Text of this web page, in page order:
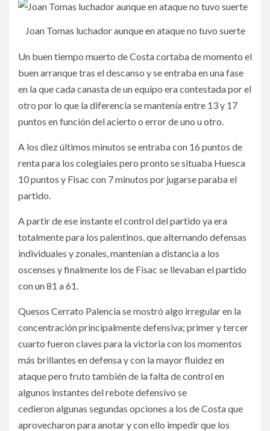
Joan Tomas luchador aunque en ataque no tuvo suerte
Un buen tiempo muerto de Costa cortaba de momento el
buen arranque tras el descanso y se entraba en una fase
en la que cada canasta de un equipo era contestada por el
otro por lo que la diferencia se mantenía entre 13 y 17
puntos en función del acierto o error de uno u otro.
A los diez últimos minutos se entraba con 16 puntos de
renta para los colegiales pero pronto se situaba Huesca
10 puntos y Fisac con 7 minutos por jugarse paraba el
partido.
A partir de ese instante el control del partido ya era
totalmente para los palentinos, que alternando defensas
individuales y zonales, mantenían a distancia a los
oscenses y finalmente los de Fisac se llevaban el partido
con un 81 a 61.
Quesos Cerrato Palencia se mostró algo irregular en la
concentración principalmente defensiva; primer y tercer
cuarto fueron claves para la victoria con los momentos
más brillantes en defensa y con la mayor fluidez en
ataque pero fruto también de la falta de control en
algunos instantes del rebote defensivo se
cedieron algunas segundas opciones a los de Costa que
aprovecharon para anotar y con ello impedir que los